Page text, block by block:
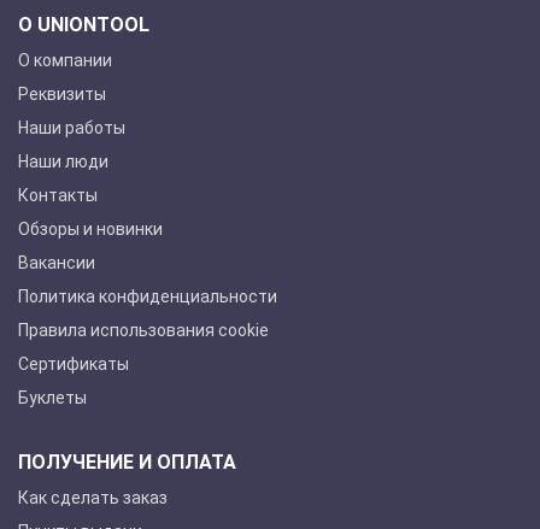
О UNIONTOOL
О компании
Реквизиты
Наши работы
Наши люди
Контакты
Обзоры и новинки
Вакансии
Политика конфиденциальности
Правила использования cookie
Сертификаты
Буклеты
ПОЛУЧЕНИЕ И ОПЛАТА
Как сделать заказ